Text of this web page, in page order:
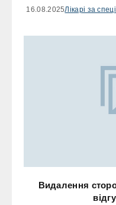
16.08.2025Лікарі за
Видалення